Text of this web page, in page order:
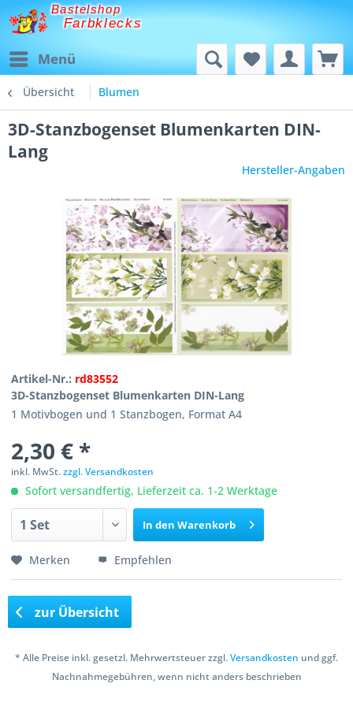
Bastelshop
Farbklecks
Menü
Übersicht Blumen
3D-Stanzbogenset Blumenkarten DIN-
Lang
Hersteller-Angaben
Artikel-Nr.: rd83552
3D-Stanzbogenset Blumenkarten DIN-Lang
1 Motivbogen und 1 Stanzbogen, Format A4
2,30 € *
inkl. MwSt.zzgl. Versandkosten
Sofort versandfertig, Lieferzeit ca. 1-2 Werktage
In den Warenkorb
Merken Empfehlen
zur Übersicht
* Alle Preise inkl. gesetzl. Mehrwertsteuer zzgl.Versandkosten und ggf.
Nachnahmegebühren, wenn nicht anders beschrieben